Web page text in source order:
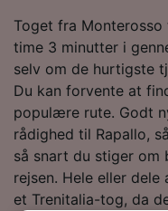
Toget fra Monterosso
time 3 minutter i
selv om de hurtigste
Du kan forvente at
populære rute. Godt
rådighed til Rapallo,
så snart du stiger om
rejsen. Hele eller
et Trenitalia-tog, da